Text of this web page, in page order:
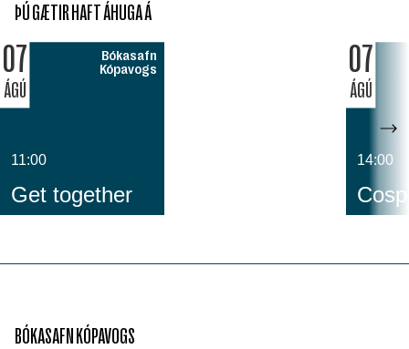
ÞÚ GÆTIR HAFT ÁHUGA Á
07
ÁGÚ
Bókasafn
Kópavogs
11:00
Get together
07
ÁGÚ
14:00
BÓKASAFN KÓPAVOGS